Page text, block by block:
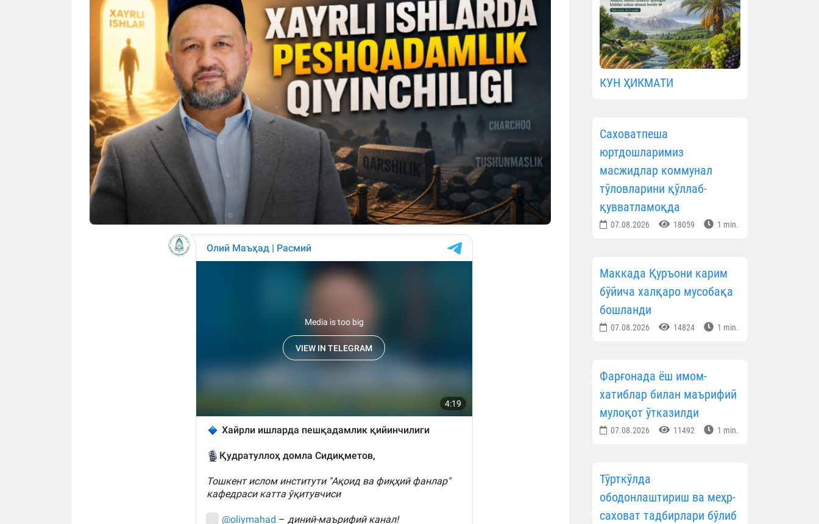
КУН ҲИКМАТИ
Саховатпеша
юртдошларимиз
масжидлар коммунал
тўловларини қўллаб-
қувватламоқда
07.08.2026 18059 1 min.
Маккада Қуръони карим
бўйича халқаро мусобақа
бошланди
07.08.2026 14824 1 min.
Фарғонада ёш имом-
хатиблар билан маърифий
мулоқот ўтказилди
07.08.2026 11492 1 min.
Тўрткўлда
ободонлаштириш ва меҳр-
саховат тадбирлари бўлиб